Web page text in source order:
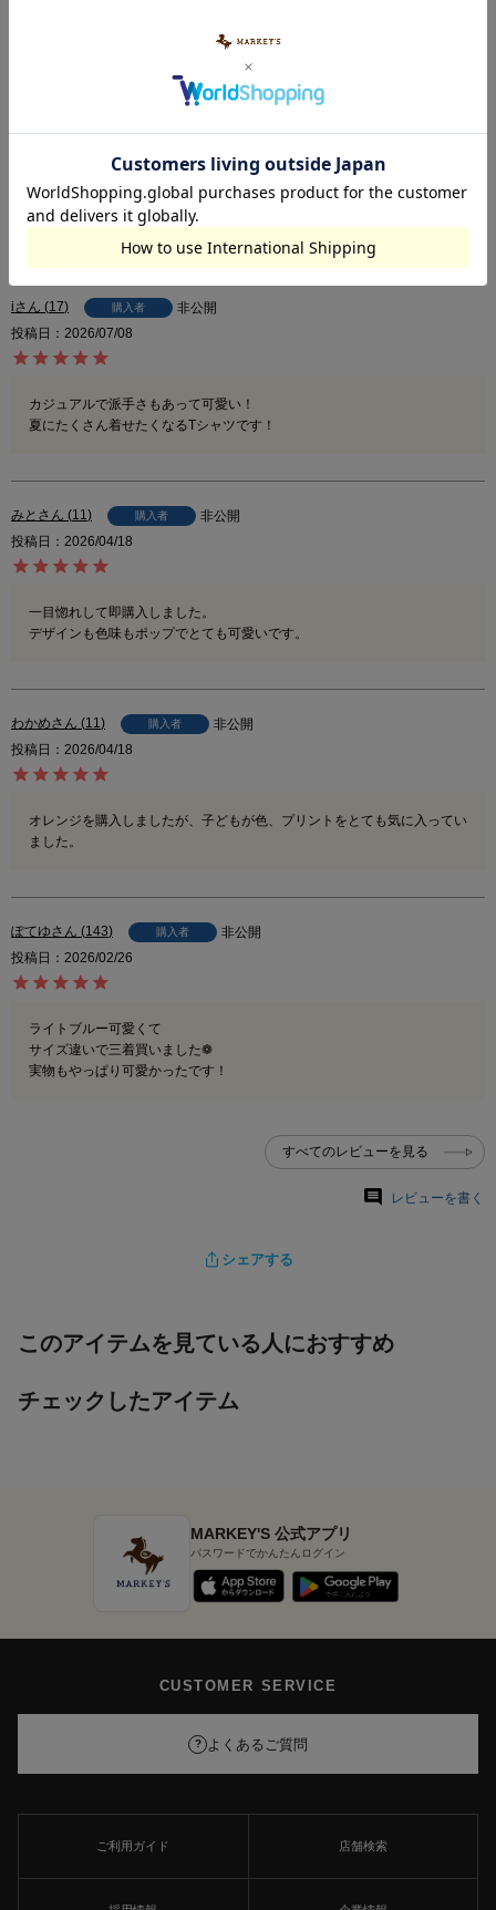
購入者
非公開
デザインがアメコミみたいで可愛いでも、白地ならもっと良かったなと思
いました。
i 17 購入者
非公開
投稿日
2026/07/08
カジュアルで派手さもあって可愛い！
夏にたくさん着せたくなるTシャツです！
みと 11 購入者
非公開
投稿日
2026/04/18
一目惚れして即購入しました。
デザインも色味もポップでとても可愛いです。
わかめ 11 購入者
非公開
投稿日
2026/04/18
オレンジを購入しましたが、子どもが色、プリントをとても気に入ってい
ました。
ぽてゆ 143 購入者
非公開
投稿日
2026/02/26
ライトブルー可愛くて
サイズ違いで三着買いました❁
実物もやっぱり可愛かったです！
すべてのレビューを見る
レビューを書く
シェアする
このアイテムを見ている人におすすめ
チェックしたアイテム
MARKEY'S 公式アプリ
パスワードでかんたんログイン
CUSTOMER SERVICE
? よくあるご質問
ご利用ガイド 店舗検索